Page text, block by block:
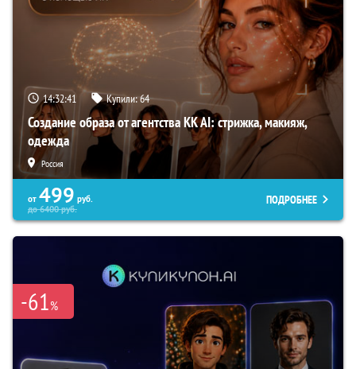
14:32:39 Купили:64
Создание образа от агентства KK AI: стрижка, макияж,
одежда
Россия
от 499 руб.
до6400руб.
ПОДРОБНЕЕ
-61%